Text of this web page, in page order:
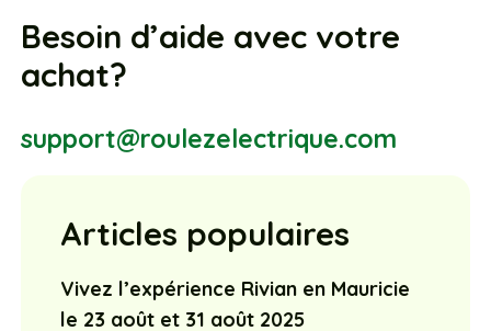
Besoin d’aide avec votre
achat?
support@roulezelectrique.com
Articles populaires
Vivez l’expérience Rivian en Mauricie
le 23 août et 31 août 2025